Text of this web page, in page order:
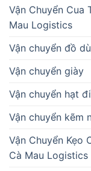
Vận Chuyển Cua
Mau Logistics
Vận chuyển đồ
Vận chuyển giày
Vận chuyển hạt
Vận chuyển kẽm
Vận Chuyển Kẹo
Cà Mau Logistics